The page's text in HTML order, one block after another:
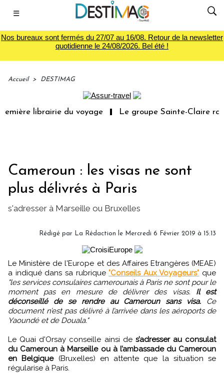
☰
Nos bureaux sont fermés du 27/07 au 16/08. Retour de la newsletter
quotidienne le 24/08/2026. Bel été !
Accueil > DESTIMAG
librairie du voyage Le groupe Sainte-Claire
Cameroun : les visas ne sont
plus délivrés à Paris
s'adresser à Marseille ou Bruxelles
Rédigé par La Rédaction le Mercredi 6 Février 2019 à 15:13
Le Ministère de l'Europe et des Affaires Etrangères (MEAE)
a indiqué dans sa rubrique"Conseils Aux Voyageurs" que
"les services consulaires camerounais à Paris ne sont pour le
moment pas en mesure de délivrer des visas. Il est
déconseillé de se rendre au Cameroun sans visa. Ce
document n’est pas délivré à l’arrivée dans les aéroports de
Yaoundé et de Douala."
Le Quai d'Orsay conseille ainsi des’adresser au consulat
du Cameroun à Marseille ou à l’ambassade du Cameroun
en Belgique(Bruxelles) en attente que la situation se
régularise à Paris.